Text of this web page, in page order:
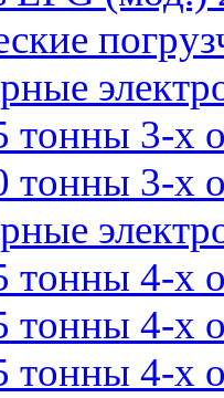
тонны 3-х
тонны 3-х
тонны 4-х
тонны 4-х
тонны 4-х